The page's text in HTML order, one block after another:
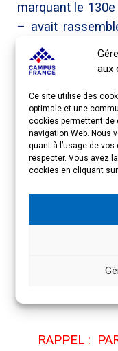
aux
Ce site utilise des
optimale et une
cookies permettent
navigation Web. Nous
quant à l’usage de
respecter. Vous avez
cookies en cliquant sur
marquant le
– avait
français et 1
Ne manquez
anniversaire
entre nos deux
ces dates !
LETTRE
l’Ambassadeur
BERTOUX :
INFORMATIONS
RAPPEL :